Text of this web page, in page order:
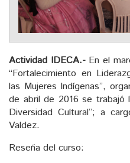
Actividad IDECA.-En el
“Fortalecimiento en
las Mujeres Indígenas”,
de abril de 2016 se trabajó
Diversidad Cultural”; a
Valdez.
Reseña del curso: